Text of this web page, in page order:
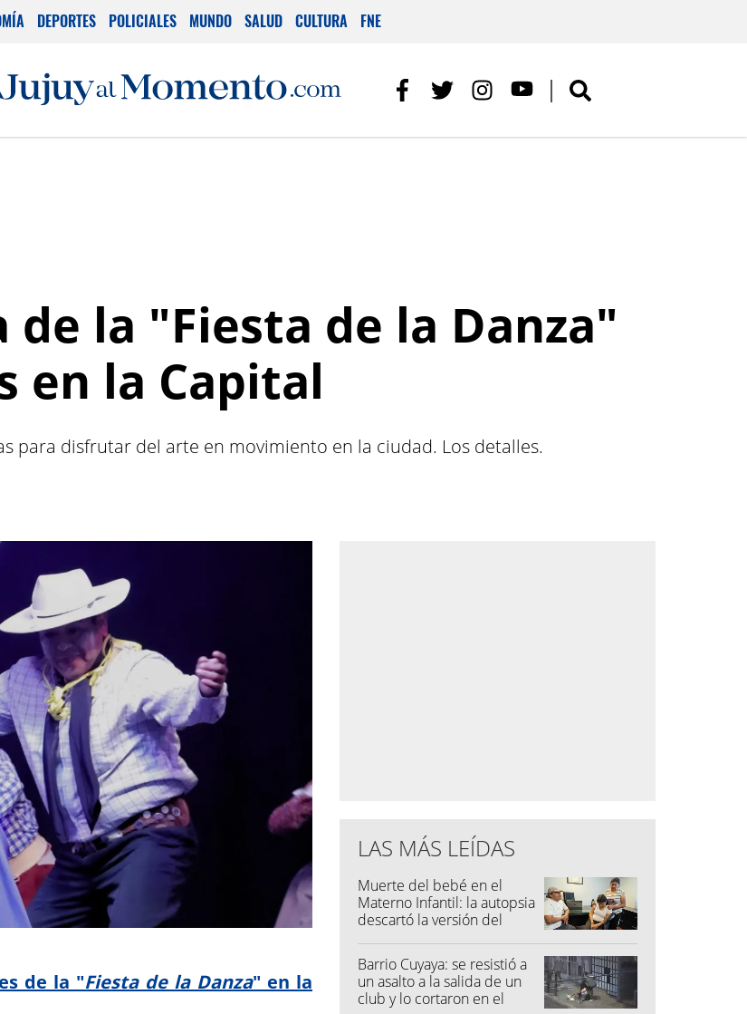
DEPORTES POLICIALES MUNDO SALUD CULTURA FNE
la "Fiesta de la Danza"
en la Capital
para disfrutar del arte en movimiento en la ciudad. Los detalles.
de la "Fiesta de la Danza" en la
LAS MÁS LEÍDAS
Muerte del bebé en el
Materno Infantil: la autopsia
descartó la versión del
Barrio Cuyaya: se resistió a
un asalto a la salida de un
club y lo cortaron en el